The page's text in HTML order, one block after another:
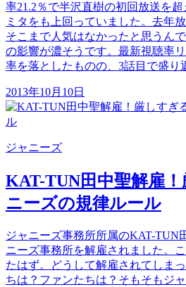
率21.2％で半沢直樹の初回放送を
ミタをも上回っていました。去年
そこまで人気はなかったと思うん
の影響が濃そうです。最新視聴率
率を落としたものの、3話目で盛り
2013年10月10日
ジャニーズ
KAT-TUN田中聖解雇
ニーズの規律ルール
ジャニーズ事務所所属のKAT-TUN
ニーズ事務所を解雇されました。
たはず。どうして解雇されてしま
ちは？ファンたちは？そもそもジ